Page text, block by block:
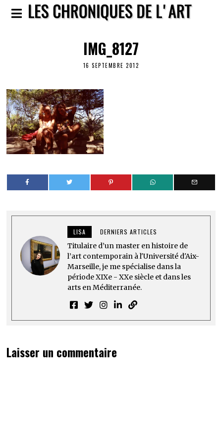
IMG_8127
16 SEPTEMBRE 2012
LISA DERNIERS ARTICLES
Titulaire d’un master en histoire de
l’art contemporain à l'Université d'Aix-
Marseille, je me spécialise dans la
période XIXe - XXe siècle et dans les
arts en Méditerranée.
Laisser un commentaire